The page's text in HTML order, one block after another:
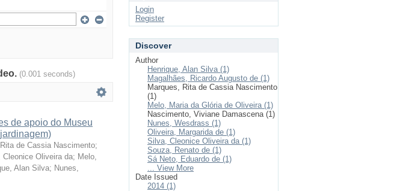
(0.001 seconds)
de apoio do Museu
de Cassia Nascimento;
Cleonice Oliveira da; Melo,
Alan Silva; Nunes,
Login
Register
Discover
Author
Henrique, Alan Silva (1)
Magalhães, Ricardo Augusto de (1)
Marques, Rita de Cassia Nascimento
(1)
Melo, Maria da Glória de Oliveira (1)
Nascimento, Viviane Damascena (1)
Nunes, Wesdrass (1)
Oliveira, Margarida de (1)
Silva, Cleonice Oliveira da (1)
Souza, Renato de (1)
Sá Neto, Eduardo de (1)
... View More
Date Issued
2014 (1)